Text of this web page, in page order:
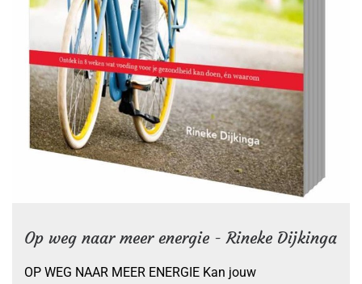
Op weg naar meer energie - Rineke Dijkinga
OP WEG NAAR MEER ENERGIE Kan jouw